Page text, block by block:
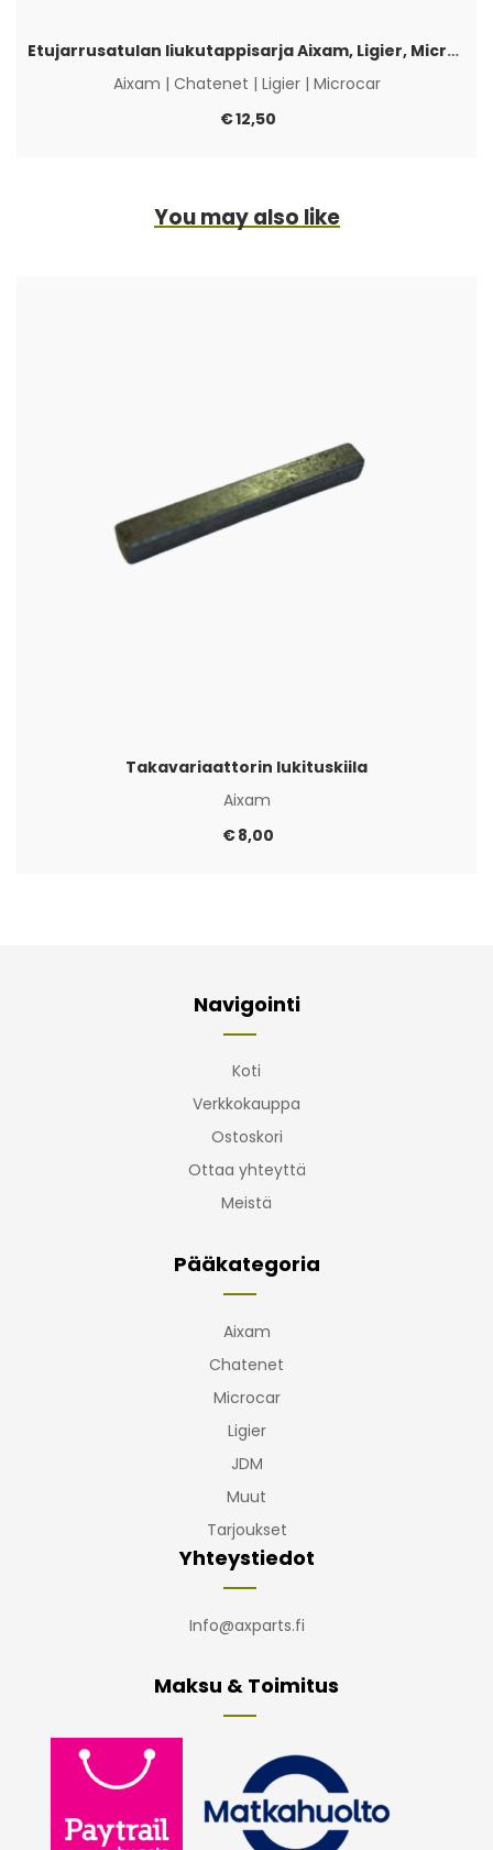
Etujarrusatulan liukutappisarja Aixam, Ligier, Microcar & Chatenet
Aixam | Chatenet | Ligier| Microcar
€12,50
You may also like
Takavariaattorin lukituskiila
Aixam
€8,00
Navigointi
Koti
Verkkokauppa
Ostoskori
Ottaa yhteyttä
Meistä
Pääkategoria
Aixam
Chatenet
Microcar
Ligier
JDM
Muut
Tarjoukset
Yhteystiedot
Info@axparts.fi
Maksu & Toimitus